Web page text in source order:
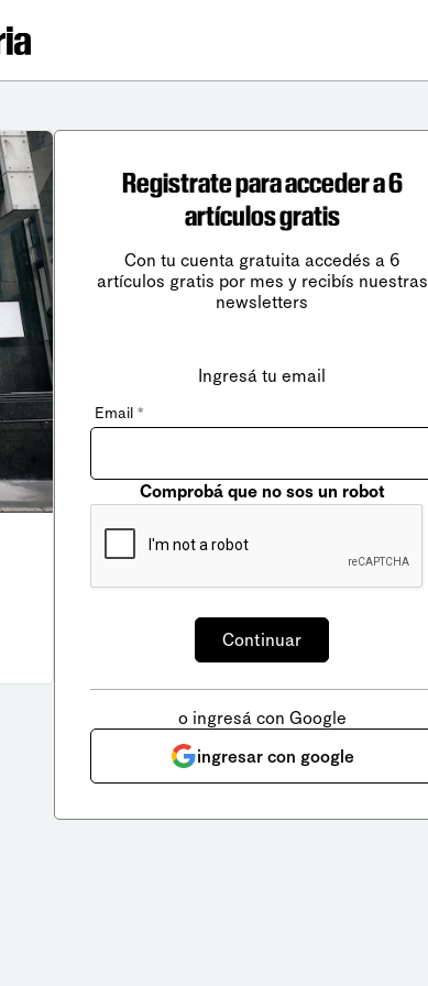
Registrate para acceder a 6
artículos gratis
Con tu cuenta gratuita accedés a 6
artículos gratis por mes y recibís nuestras
newsletters
Ingresá tu email
Email *
Comprobá que no sos un robot
o ingresá con Google
ingresar con google